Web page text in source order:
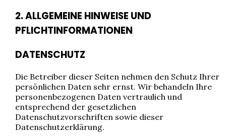
2. ALLGEMEINE HINWEISE UND
PFLICHTINFORMATIONEN
DATENSCHUTZ
Die Betreiber dieser Seiten nehmen den Schutz Ihrer
persönlichen Daten sehr ernst. Wir behandeln Ihre
personenbezogenen Daten vertraulich und
entsprechend der gesetzlichen
Datenschutzvorschriften sowie dieser
Datenschutzerklärung.